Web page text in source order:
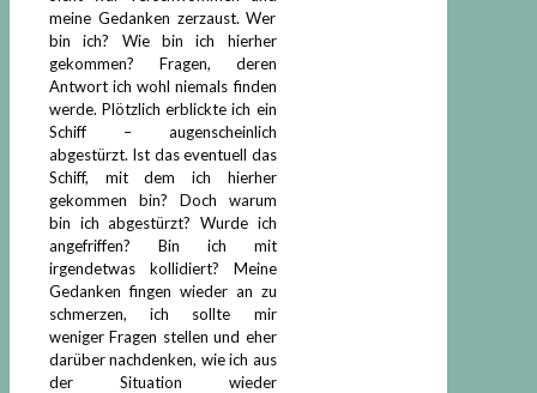
meine Gedanken zerzaust. Wer
bin ich? Wie bin ich hierher
gekommen? Fragen, deren
Antwort ich wohl niemals finden
werde. Plötzlich erblickte ich ein
Schiff – augenscheinlich
abgestürzt. Ist das eventuell das
Schiff, mit dem ich hierher
gekommen bin? Doch warum
bin ich abgestürzt? Wurde ich
angefriffen? Bin ich mit
irgendetwas kollidiert? Meine
Gedanken fingen wieder an zu
schmerzen, ich sollte mir
weniger Fragen stellen und eher
darüber nachdenken, wie ich aus
der Situation wieder